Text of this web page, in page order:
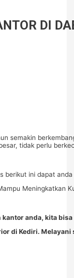
DI
semakin
tidak perlu
berikut ini dapat
anda, kita bisa
di Kediri.